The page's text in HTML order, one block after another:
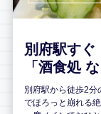
別府駅すぐ
「酒食処
別府駅から徒歩2分
でほろっと崩れる